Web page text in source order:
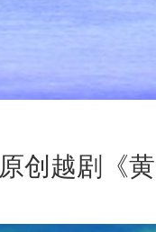
原创越剧《